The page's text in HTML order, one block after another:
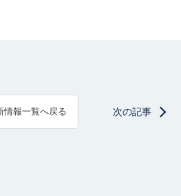
情報一覧へ戻る 次の記事